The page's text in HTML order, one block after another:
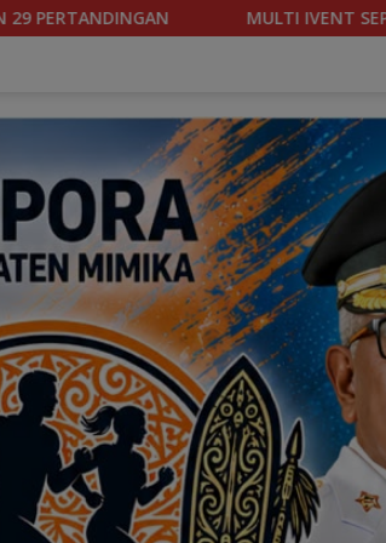
TINGKAT SLTP/SMA-SMK RESMI